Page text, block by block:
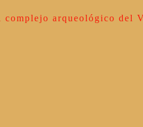
complejo arqueológico del